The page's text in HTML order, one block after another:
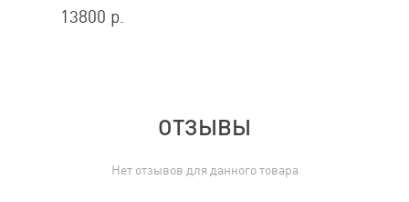
13800 р.
ОТЗЫВЫ
Нет отзывов для данного товара